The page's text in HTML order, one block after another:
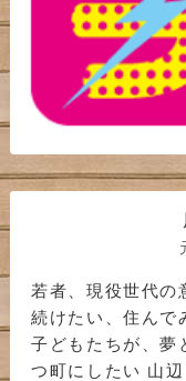
若者、現役世代の
続けたい、住んで
子どもたちが、夢
つ町にしたい 山